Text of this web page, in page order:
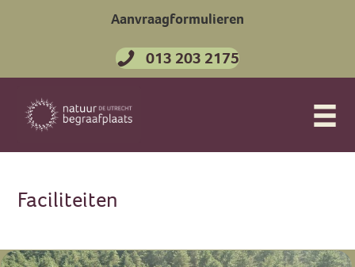
Aanvraagformulieren
013 203 2175
Faciliteiten